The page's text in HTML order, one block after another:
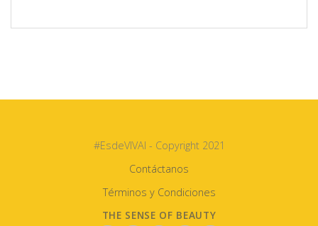
#EsdeVIVAI - Copyright 2021
Contáctanos
Términos y Condiciones
THE SENSE OF BEAUTY